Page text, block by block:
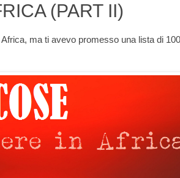
(PART II)
ma ti avevo promesso una lista di